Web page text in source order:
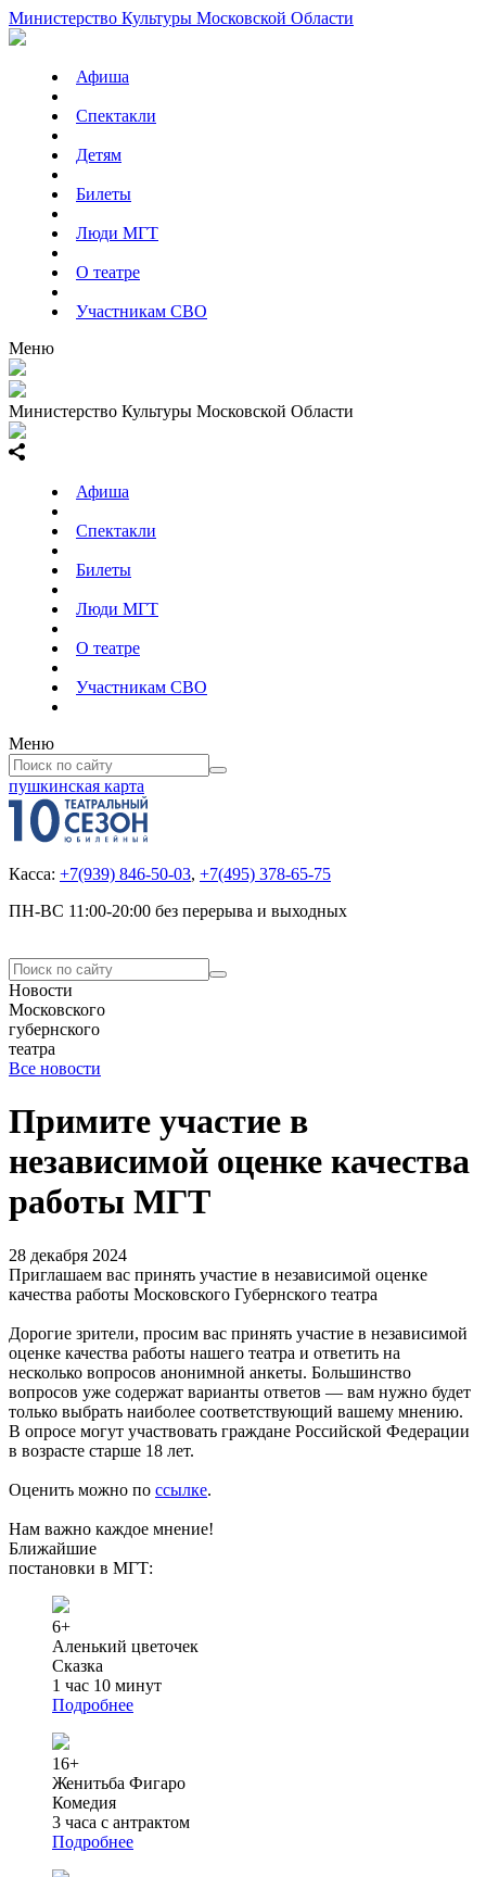
Министерство Культуры Московской Области
Афиша
Спектакли
Детям
Билеты
Люди МГТ
О театре
Участникам СВО
Меню
Министерство Культуры Московской Области
Афиша
Спектакли
Билеты
Люди МГТ
О театре
Участникам СВО
Меню
пушкинская карта
Касса: +7(939) 846-50-03, +7(495) 378-65-75
ПН-ВС 11:00-20:00 без перерыва и выходных
Новости
Московского
губернского
театра
Все новости
Примите участие в
независимой оценке качества
работы МГТ
28 декабря 2024
Приглашаем вас принять участие в независимой оценке
качества работы Московского Губернского театра
Дорогие зрители, просим вас принять участие в независимой
оценке качества работы нашего театра и ответить на
несколько вопросов анонимной анкеты. Большинство
вопросов уже содержат варианты ответов — вам нужно будет
только выбрать наиболее соответствующий вашему мнению.
В опросе могут участвовать граждане Российской Федерации
в возрасте старше 18 лет.
Оценить можно по ссылке.
Нам важно каждое мнение!
Ближайшие
постановки в МГТ:
6+
Аленький цветочек
Сказка
1 час 10 минут
Подробнее
16+
Женитьба Фигаро
Комедия
3 часа с антрактом
Подробнее